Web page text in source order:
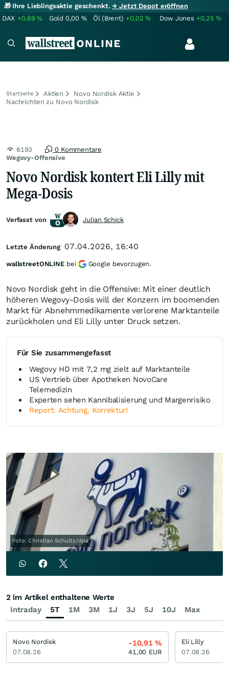
🎁 Ihre Lieblingsaktie geschenkt.→ Jetzt Depot eröffnen
DAX +0,69% Gold 0,00 % Öl (Brent) +0,02% Dow Jones +0,25%
Startseite Aktien
Novo Nordisk Aktie
Nachrichten zu Novo Nordisk
Wegovy-Offensive
6193 0 Kommentare
Novo Nordisk kontert Eli Lilly mit
Mega-Dosis
Novo Nordisk geht in die Offensive: Mit einer deutlich
höheren Wegovy-Dosis will der Konzern im boomenden
Markt für Abnehmmedikamente verlorene Marktanteile
zurückholen und Eli Lilly unter Druck setzen.
Für Sie zusammengefasst
Wegovy HD mit 7,2 mg zielt auf Marktanteile
US Vertrieb über Apotheken NovoCare
Telemedizin
Experten sehen Kannibalisierung und Margenrisiko
Report: Achtung, Korrektur!
Foto: Christian Schultz/dpa
Verfasst von Julian Schick
Letzte Änderung 07.04.2026, 16:40
wallstreetONLINE bei Google bevorzugen.
Intraday 5T 1M 3M 1J 3J 5J 10J Max
2 im Artikel enthaltene Werte
Novo Nordisk
07.08.26
-10,91%
41,00 EUR
Eli Lilly
07.08.26